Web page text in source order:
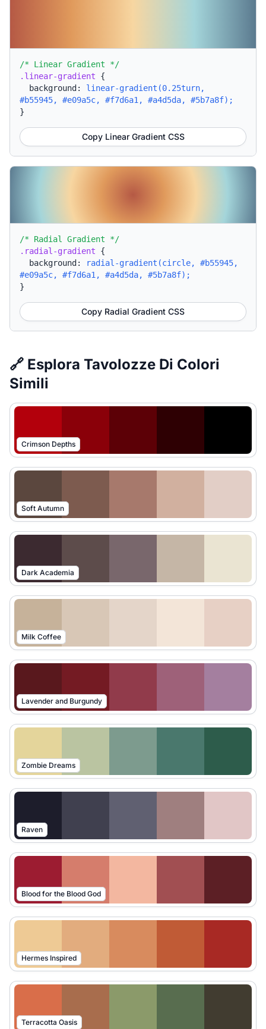
/* Linear Gradient */
.linear-gradient {
background: linear-gradient(0.25turn,
#b55945, #e09a5c, #f7d6a1, #a4d5da, #5b7a8f);
}
Copy Linear Gradient CSS
/* Radial Gradient */
.radial-gradient {
background:
radial-gradient(circle, #b55945,
#e09a5c, #f7d6a1, #a4d5da, #5b7a8f);
}
Copy Radial Gradient CSS
🔗 Esplora Tavolozze Di Colori
Simili
Crimson Depths
Soft Autumn
Dark Academia
Milk Coffee
Lavender and Burgundy
Zombie Dreams
Raven
Blood for the Blood God
Hermes Inspired
Terracotta Oasis